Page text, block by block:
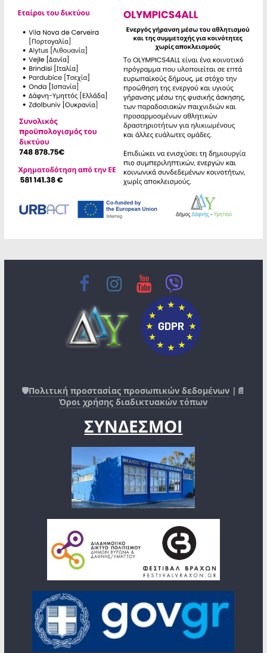
🛡️Πολιτική προστασίας προσωπικών δεδομένων |📄
Όροι χρήσης διαδικτυακών τόπων
ΣΥΝΔΕΣΜΟΙ